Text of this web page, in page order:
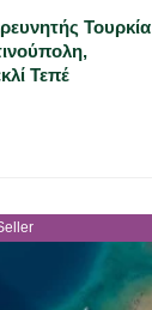
Τουρκία
Τεπέ